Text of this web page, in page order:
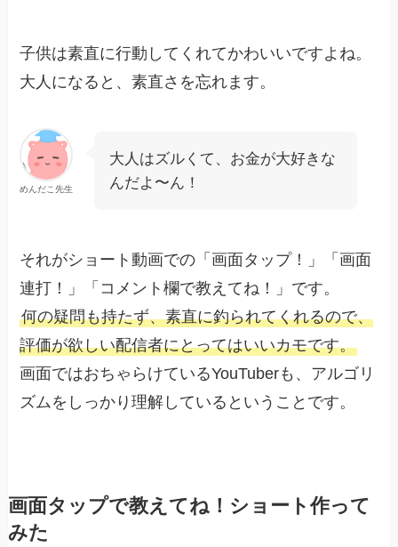
子供は素直に行動してくれてかわいいですよね。
大人になると、素直さを忘れます。
めんだこ先生
大人はズルくて、お金が大好きな
んだよ〜ん！
それがショート動画での「画面タップ！」「画面
連打！」「コメント欄で教えてね！」です。
何の疑問も持たず、素直に釣られてくれるので、
評価が欲しい配信者にとってはいいカモです。
画面ではおちゃらけているYouTuberも、アルゴリ
ズムをしっかり理解しているということです。
画面タップで教えてね！ショート作って
みた